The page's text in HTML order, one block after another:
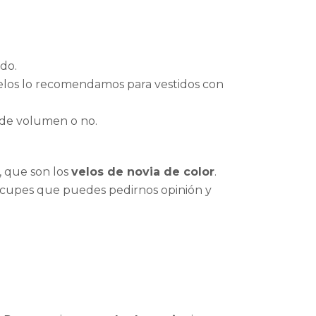
lo recomendamos para vestidos con
volumen o no.
que son los velos de novia de color.
que puedes pedirnos opinión y